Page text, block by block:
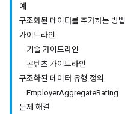
예
구조화된 데이터를 추가하는 방법
가이드라인
기술 가이드라인
콘텐츠 가이드라인
구조화된 데이터 유형 정의
EmployerAggregateRating
문제 해결